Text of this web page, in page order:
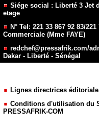
Siége social : Liberté 3 Jet
etage
N° Tel: 221 33 867 92 83/
Commerciale (Mme FAYE)
redchef@pressafrik.com/
Dakar - Liberté - Sénégal
Lignes directrices
Conditions d'utilisation du
PRESSAFRIK-COM